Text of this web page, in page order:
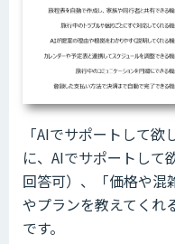
「AIでサポートして
に、AIでサポートして
回答可）、「価格や混
やプランを教えてくれ
です。